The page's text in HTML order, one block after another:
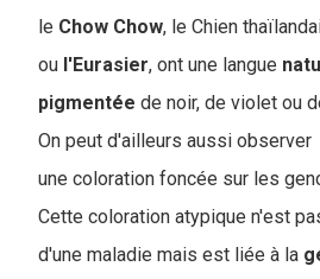
le Chow Chow, le Chien
ou l'Eurasier, ont une langue
pigmentée de noir, de violet ou
On peut d'ailleurs aussi observer
une coloration foncée sur les
Cette coloration atypique n'est
d'une maladie mais est liée à la